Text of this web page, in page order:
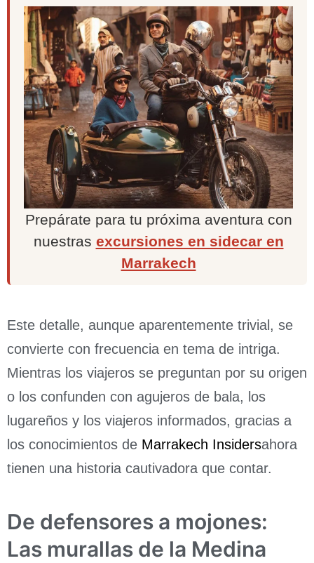
Prepárate para tu próxima aventura con
nuestras excursiones en sidecar en
Marrakech
Este detalle, aunque aparentemente trivial, se
convierte con frecuencia en tema de intriga.
Mientras los viajeros se preguntan por su origen
o los confunden con agujeros de bala, los
lugareños y los viajeros informados, gracias a
los conocimientos de Marrakech Insidersahora
tienen una historia cautivadora que contar.
De defensores a mojones:
Las murallas de la Medina